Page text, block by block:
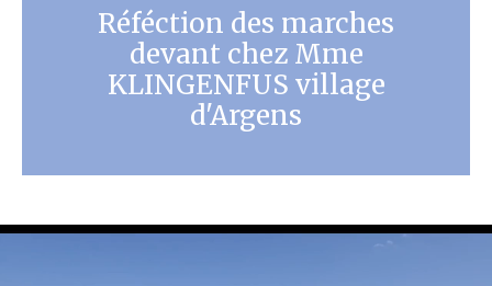
Réféction des marches
devant chez Mme
KLINGENFUS village
d'Argens